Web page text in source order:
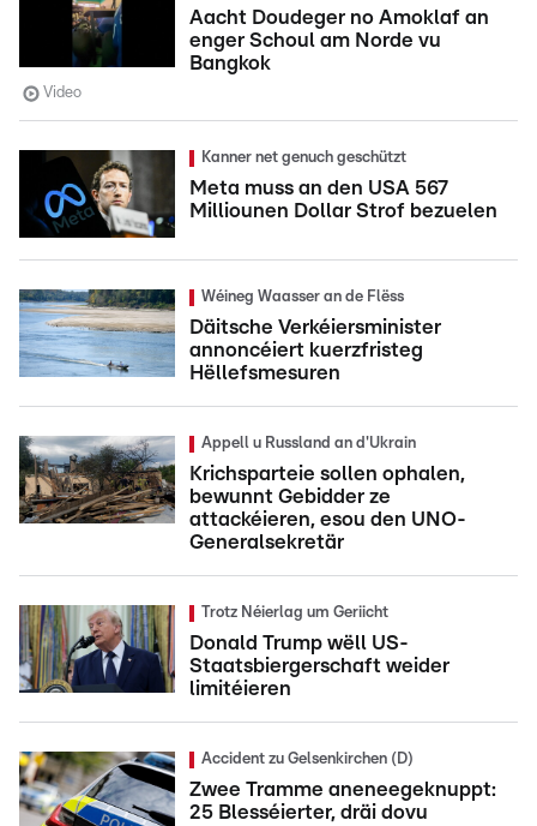
Aacht Doudeger no Amoklaf an
enger Schoul am Norde vu
Bangkok
Video
Kanner net genuch geschützt
Meta muss an den USA 567
Milliounen Dollar Strof bezuelen
Wéineg Waasser an de Flëss
Däitsche Verkéiersminister
annoncéiert kuerzfristeg
Hëllefsmesuren
Appell u Russland an d'Ukrain
Krichsparteie sollen ophalen,
bewunnt Gebidder ze
attackéieren, esou den UNO-
Generalsekretär
Trotz Néierlag um Geriicht
Donald Trump wëll US-
Staatsbiergerschaft weider
limitéieren
Accident zu Gelsenkirchen (D)
Zwee Tramme aneneegeknuppt:
25 Blesséierter, dräi dovu